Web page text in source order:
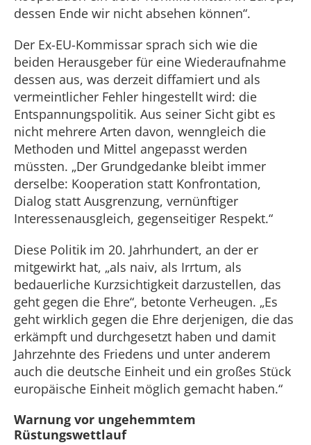
dessen Ende wir nicht absehen können“.
Der Ex-EU-Kommissar sprach sich wie die
beiden Herausgeber für eine Wiederaufnahme
dessen aus, was derzeit diffamiert und als
vermeintlicher Fehler hingestellt wird: die
Entspannungspolitik. Aus seiner Sicht gibt es
nicht mehrere Arten davon, wenngleich die
Methoden und Mittel angepasst werden
müssten. „Der Grundgedanke bleibt immer
derselbe: Kooperation statt Konfrontation,
Dialog statt Ausgrenzung, vernünftiger
Interessenausgleich, gegenseitiger Respekt.“
Diese Politik im 20. Jahrhundert, an der er
mitgewirkt hat, „als naiv, als Irrtum, als
bedauerliche Kurzsichtigkeit darzustellen, das
geht gegen die Ehre“, betonte Verheugen. „Es
geht wirklich gegen die Ehre derjenigen, die das
erkämpft und durchgesetzt haben und damit
Jahrzehnte des Friedens und unter anderem
auch die deutsche Einheit und ein großes Stück
europäische Einheit möglich gemacht haben.“
Warnung vor ungehemmtem
Rüstungswettlauf